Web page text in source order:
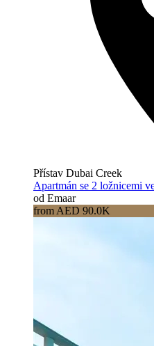
Přístav Dubai Creek
Apartmán se 2 ložnicemi
od Emaar
from AED 90.0K